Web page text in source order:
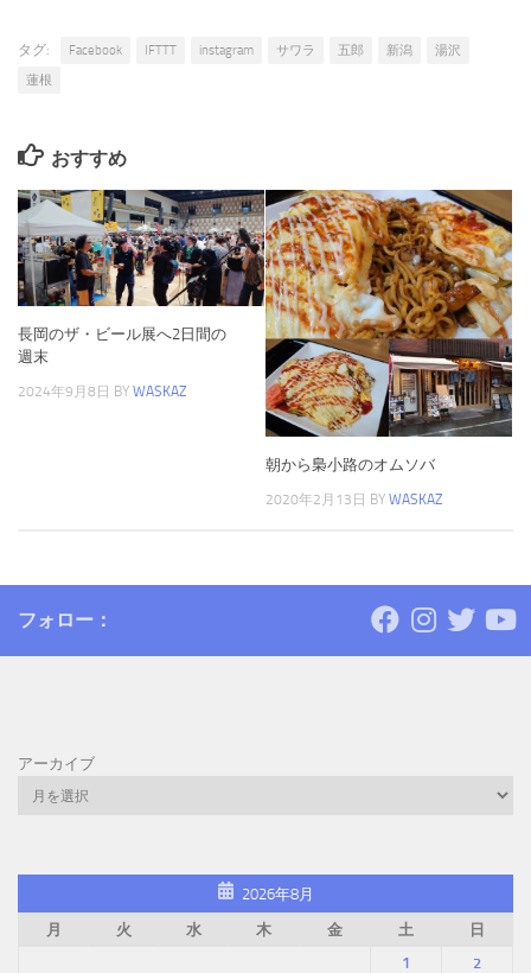
タグ: Facebook IFTTT instagram サワラ 五郎 新潟
湯沢
蓮根
おすすめ
長岡のザ・ビール展へ2日間の
週末
2024年9月8日 BY WASKAZ
朝から梟小路のオムソバ
2020年2月13日 BY WASKAZ
フォロー：
アーカイブ
2026年8月
月
火 水 木 金 土
日
1
2